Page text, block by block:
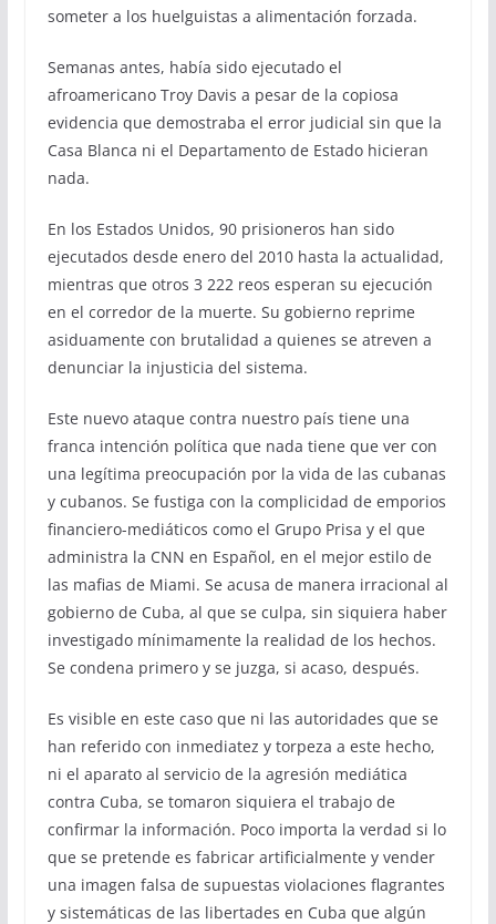
someter a los huelguistas a alimentación forzada.
Semanas antes, había sido ejecutado el
afroamericano Troy Davis a pesar de la copiosa
evidencia que demostraba el error judicial sin que la
Casa Blanca ni el Departamento de Estado hicieran
nada.
En los Estados Unidos, 90 prisioneros han sido
ejecutados desde enero del 2010 hasta la actualidad,
mientras que otros 3 222 reos esperan su ejecución
en el corredor de la muerte. Su gobierno reprime
asiduamente con brutalidad a quienes se atreven a
denunciar la injusticia del sistema.
Este nuevo ataque contra nuestro país tiene una
franca intención política que nada tiene que ver con
una legítima preocupación por la vida de las cubanas
y cubanos. Se fustiga con la complicidad de emporios
financiero-mediáticos como el Grupo Prisa y el que
administra la CNN en Español, en el mejor estilo de
las mafias de Miami. Se acusa de manera irracional al
gobierno de Cuba, al que se culpa, sin siquiera haber
investigado mínimamente la realidad de los hechos.
Se condena primero y se juzga, si acaso, después.
Es visible en este caso que ni las autoridades que se
han referido con inmediatez y torpeza a este hecho,
ni el aparato al servicio de la agresión mediática
contra Cuba, se tomaron siquiera el trabajo de
confirmar la información. Poco importa la verdad si lo
que se pretende es fabricar artificialmente y vender
una imagen falsa de supuestas violaciones flagrantes
y sistemáticas de las libertades en Cuba que algún